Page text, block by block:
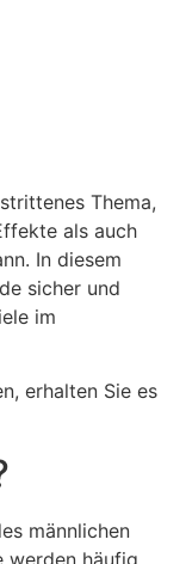
Thema,
als auch
In diesem
sicher und
im
erhalten Sie es
männlichen
werden häufig